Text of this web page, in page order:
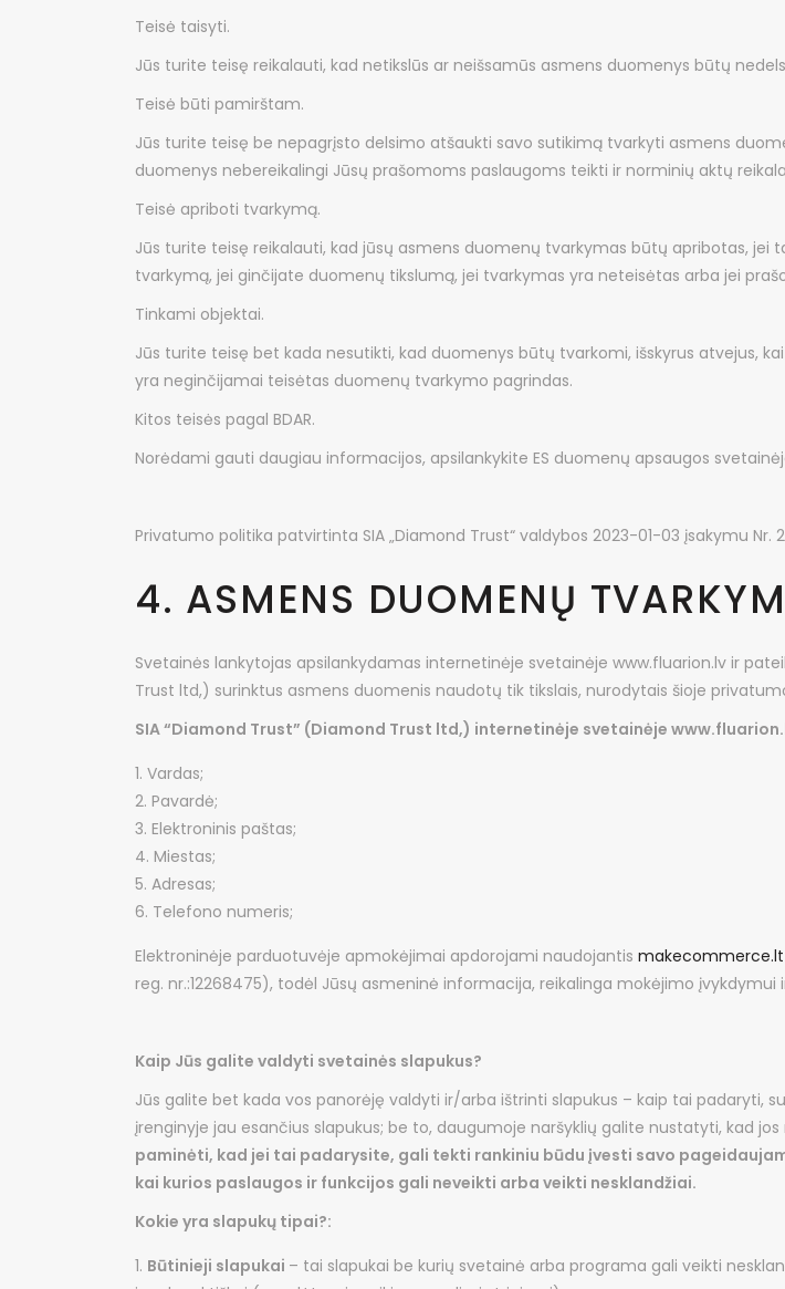
Teisė taisyti.
Jūs turite teisę reikalauti, kad netikslūs ar neišsamūs asmens duomenys būtų
Teisė būti pamirštam.
Jūs turite teisę be nepagrįsto delsimo atšaukti savo sutikimą tvarkyti asmens
duomenys nebereikalingi Jūsų prašomoms paslaugoms teikti ir norminių aktų
Teisė apriboti tvarkymą.
Jūs turite teisę reikalauti, kad jūsų asmens duomenų tvarkymas būtų apribotas,
tvarkymą, jei ginčijate duomenų tikslumą, jei tvarkymas yra neteisėtas arba jei
Tinkami objektai.
Jūs turite teisę bet kada nesutikti, kad duomenys būtų tvarkomi, išskyrus atvejus,
yra neginčijamai teisėtas duomenų tvarkymo pagrindas.
Kitos teisės pagal BDAR.
Norėdami gauti daugiau informacijos, apsilankykite ES duomenų apsaugos
Privatumo politika patvirtinta SIA „Diamond Trust“ valdybos 2023-01-03 įsakymu Nr.
4. ASMENS DUOMENŲ
Svetainės lankytojas apsilankydamas internetinėje svetainėje www.fluarion.lv ir
Trust ltd,) surinktus asmens duomenis naudotų tik tikslais, nurodytais šioje
SIA “Diamond Trust” (Diamond Trust ltd,) internetinėje svetainėje
Vardas;
Pavardė;
Elektroninis paštas;
Miestas;
Adresas;
Telefono numeris;
Elektroninėje parduotuvėje apmokėjimai apdorojami naudojantis makecommerce.lt
reg. nr.:12268475), todėl Jūsų asmeninė informacija, reikalinga mokėjimo
Kaip Jūs galite valdyti svetainės slapukus?
Jūs galite bet kada vos panorėję valdyti ir/arba ištrinti slapukus – kaip tai padaryti,
įrenginyje jau esančius slapukus; be to, daugumoje naršyklių galite nustatyti, kad
paminėti, kad jei tai padarysite, gali tekti rankiniu būdu įvesti savo
kai kurios paslaugos ir funkcijos gali neveikti arba veikti nesklandžiai.
Kokie yra slapukų tipai?:
Būtinieji slapukai – tai slapukai be kurių svetainė arba programa gali veikti